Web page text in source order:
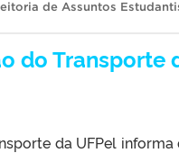
de Assuntos
do
da UFPel